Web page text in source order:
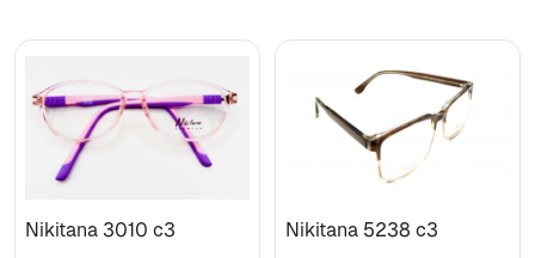
Nikitana 3010 c3 Nikitana 5238 c3